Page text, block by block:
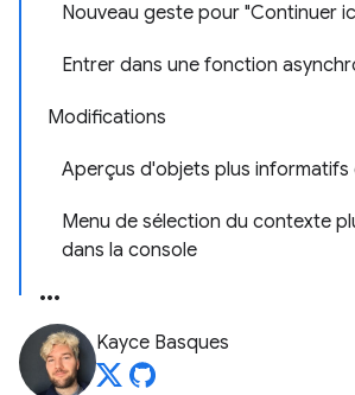
Nouveau geste pour "Continuer
Entrer dans une fonction
Modifications
Aperçus d'objets plus informatifs
Menu de sélection du contexte
dans la console
Kayce Basques